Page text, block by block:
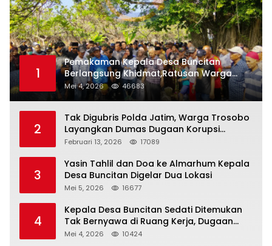
1
Pemakaman Kepala Desa Buncitan
Berlangsung Khidmat,Ratusan Warga
Larut Dalam Duka Yang Mendalam
Mei 4, 2026 46683
2
Tak Digubris Polda Jatim, Warga Trosobo
Layangkan Dumas Dugaan Korupsi
Oknum DPRD Sidoarjo ke Kapolri
Februari 13, 2026 17089
3
Yasin Tahlil dan Doa ke Almarhum Kepala
Desa Buncitan Digelar Dua Lokasi
Mei 5, 2026 16677
4
Kepala Desa Buncitan Sedati Ditemukan
Tak Bernyawa di Ruang Kerja, Dugaan
Bunuh Diri Menguat
Mei 4, 2026 10424